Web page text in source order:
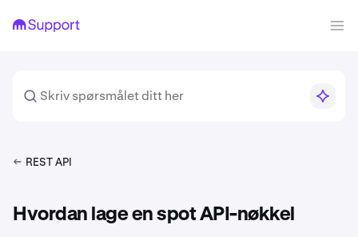
REST API
Hvordan lage en spot API-nøkkel